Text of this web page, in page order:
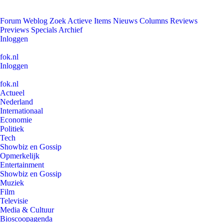
Forum Weblog Zoek Actieve Items Nieuws Columns Reviews
Previews Specials Archief
Inloggen
fok.nl
Inloggen
fok.nl
Actueel
Nederland
Internationaal
Economie
Politiek
Tech
Showbiz en Gossip
Opmerkelijk
Entertainment
Showbiz en Gossip
Muziek
Film
Televisie
Media & Cultuur
Bioscoopagenda